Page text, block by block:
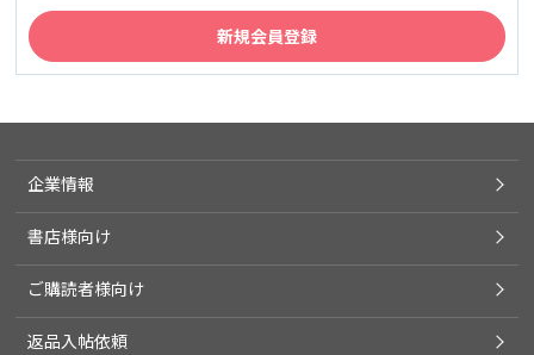
企業情報
書店様向け
ご購読者様向け
返品入帖依頼